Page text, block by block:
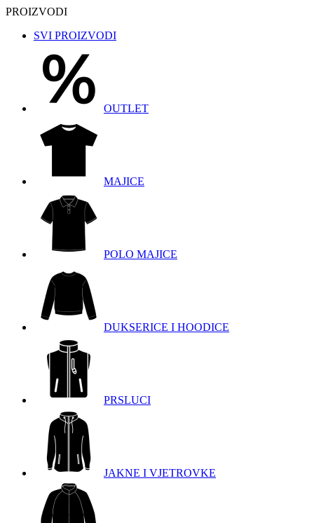
PROIZVODI
SVI PROIZVODI
OUTLET
MAJICE
POLO MAJICE
DUKSERICE I HOODICE
PRSLUCI
JAKNE I VJETROVKE